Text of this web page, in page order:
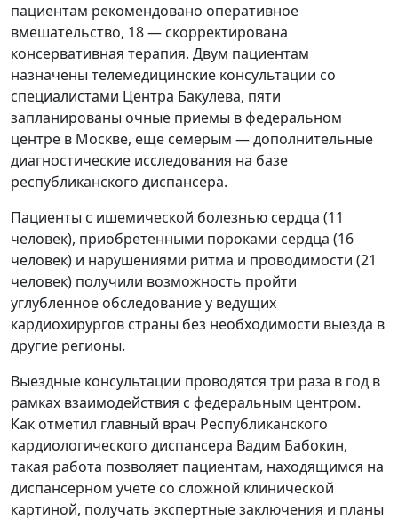
пациентам рекомендовано оперативное
вмешательство, 18 — скорректирована
консервативная терапия. Двум пациентам
назначены телемедицинские консультации со
специалистами Центра Бакулева, пяти
запланированы очные приемы в федеральном
центре в Москве, еще семерым — дополнительные
диагностические исследования на базе
республиканского диспансера.
Пациенты с ишемической болезнью сердца (11
человек), приобретенными пороками сердца (16
человек) и нарушениями ритма и проводимости (21
человек) получили возможность пройти
углубленное обследование у ведущих
кардиохирургов страны без необходимости выезда в
другие регионы.
Выездные консультации проводятся три раза в год в
рамках взаимодействия с федеральным центром.
Как отметил главный врач Республиканского
кардиологического диспансера Вадим Бабокин,
такая работа позволяет пациентам, находящимся на
диспансерном учете со сложной клинической
картиной, получать экспертные заключения и планы